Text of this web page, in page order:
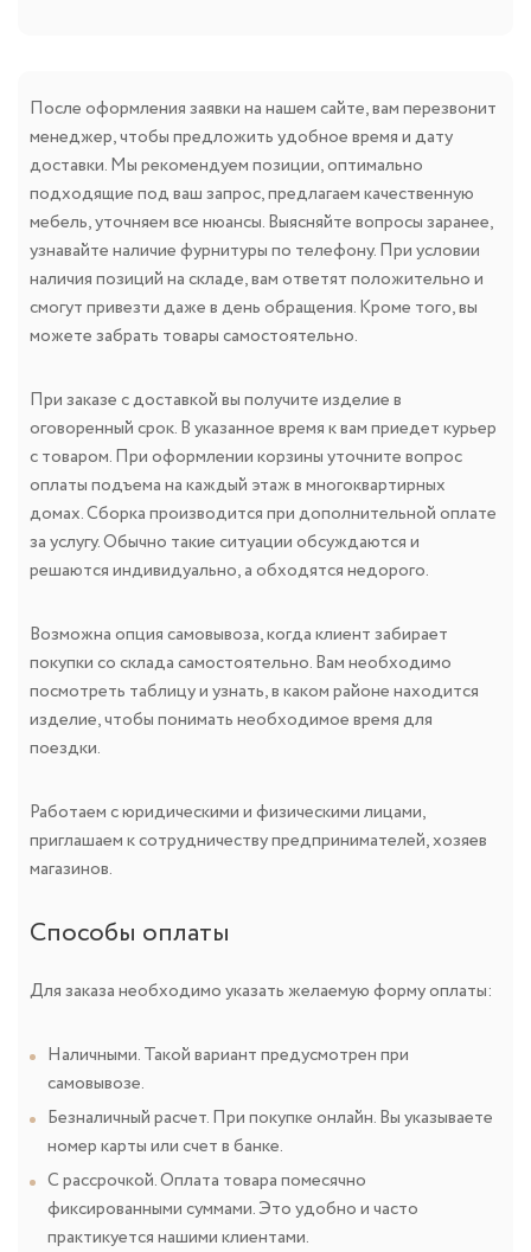
После оформления заявки на нашем сайте, вам перезвонит
менеджер, чтобы предложить удобное время и дату
доставки. Мы рекомендуем позиции, оптимально
подходящие под ваш запрос, предлагаем качественную
мебель, уточняем все нюансы. Выясняйте вопросы заранее,
узнавайте наличие фурнитуры по телефону. При условии
наличия позиций на складе, вам ответят положительно и
смогут привезти даже в день обращения. Кроме того, вы
можете забрать товары самостоятельно.
При заказе с доставкой вы получите изделие в
оговоренный срок. В указанное время к вам приедет курьер
с товаром. При оформлении корзины уточните вопрос
оплаты подъема на каждый этаж в многоквартирных
домах. Сборка производится при дополнительной оплате
за услугу. Обычно такие ситуации обсуждаются и
решаются индивидуально, а обходятся недорого.
Возможна опция самовывоза, когда клиент забирает
покупки со склада самостоятельно. Вам необходимо
посмотреть таблицу и узнать, в каком районе находится
изделие, чтобы понимать необходимое время для
поездки.
Работаем с юридическими и физическими лицами,
приглашаем к сотрудничеству предпринимателей, хозяев
магазинов.
Способы оплаты
Для заказа необходимо указать желаемую форму оплаты:
Наличными. Такой вариант предусмотрен при
самовывозе.
Безналичный расчет. При покупке онлайн. Вы указываете
номер карты или счет в банке.
С рассрочкой. Оплата товара помесячно
фиксированными суммами. Это удобно и часто
практикуется нашими клиентами.